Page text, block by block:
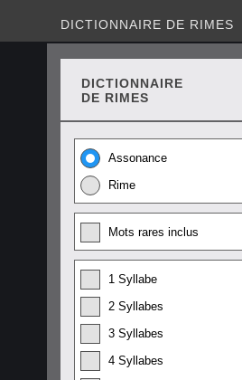
DICTIONNAIRE DE RIMES
DICTIONNAIRE
DE RIMES
Assonance
Rime
Mots rares inclus
1 Syllabe
2 Syllabes
3 Syllabes
4 Syllabes